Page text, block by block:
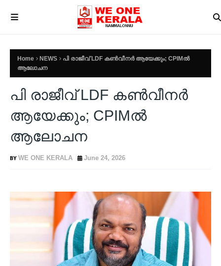
Home NEWS
പി രാജീവ് LDF കണ്‍വീനര്‍ ആയേക്കും; CPIMല്‍
ആലോചന
പി രാജീവ് LDF കണ്‍വീനര്‍
ആയേക്കും; CPIMല്‍
ആലോചന
WE ONE KERALA June 24, 2026